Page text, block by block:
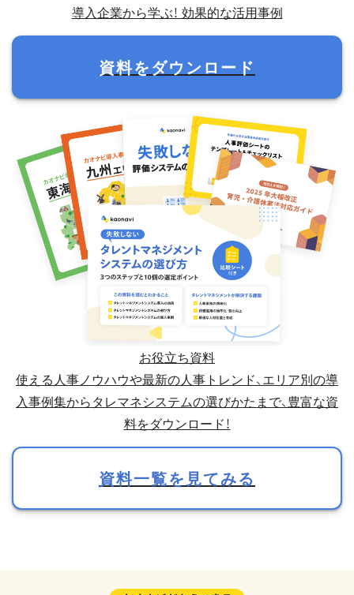
導入企業から学ぶ！ 効果的な活用事例
資料をダウンロード
お役立ち資料
使える人事ノウハウや最新の人事トレンド、エリア別の導
入事例集からタレマネシステムの選びかたまで、豊富な資
料をダウンロード！
資料一覧を見てみる